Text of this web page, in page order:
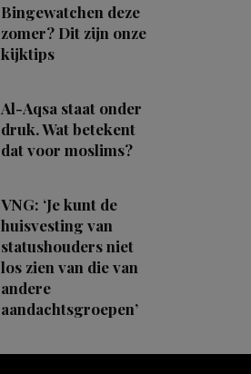
Bingewatchen deze
zomer? Dit zijn onze
kijktips
Al-Aqsa staat onder
druk. Wat betekent
dat voor moslims?
VNG: ‘Je kunt de
huisvesting van
statushouders niet
los zien van die van
andere
aandachtsgroepen’